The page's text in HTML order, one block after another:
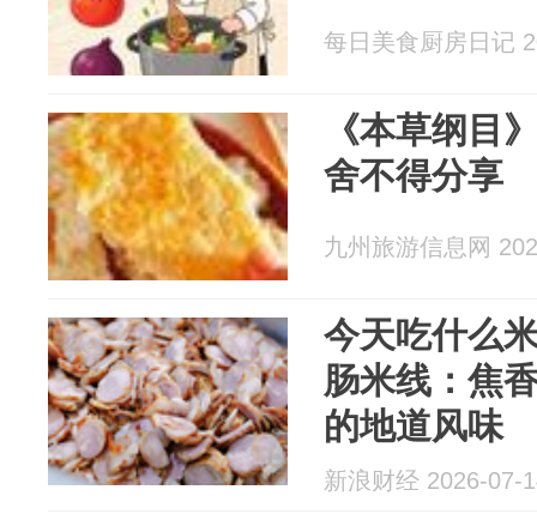
每日美食厨房日记
《本草纲目
舍不得分享
九州旅游信息网
今天吃什么
肠米线：焦香浸米
的地道风味
新浪财经 2026-07-